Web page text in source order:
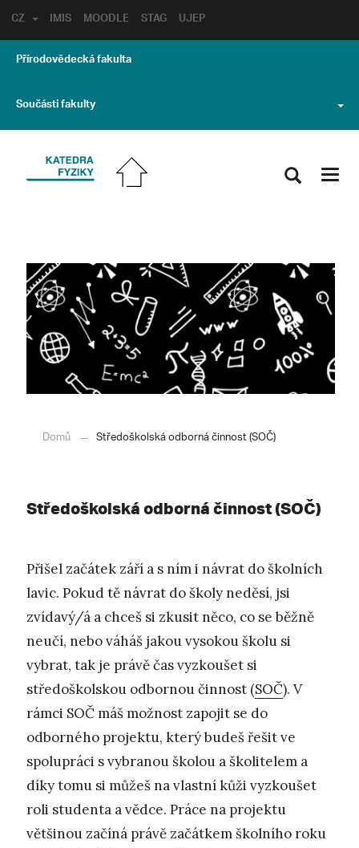
IMIS MOODLE STAG UJEP
CZ
Přírodovědecká fakulta
Součásti fakulty
Domů Středoškolská odborná činnost (SOČ)
Středoškolská odborná činnost (SOČ)
Přišel začátek září a s ním i návrat do školních
lavic. Pokud tě návrat do školy neděsí, jsi
zvídavý/á a chceš si zkusit něco, co se běžně
neučí, nebo váháš jakou vysokou školu si
vybrat, tak je právě čas vyzkoušet si
středoškolskou odbornou činnost (SOČ). V
rámci SOČ máš možnost zapojit se do
odborného projektu, který budeš řešit ve
spolupráci s vybranou školou a školitelem a
díky tomu si můžeš na vlastní kůži vyzkoušet
roli studenta a vědce. Práce na projektu
většinou začíná právě začátkem školního roku